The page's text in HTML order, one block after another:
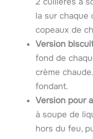
la sur chaque
copeaux de
Version
fond de
crème
fondant.
Version pour
à soupe de
hors du feu,